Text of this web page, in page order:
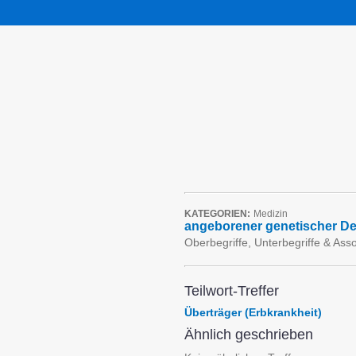
KATEGORIEN: Medizin
angeborener genetischer
Oberbegriffe, Unterbegriffe &
Teilwort-Treffer
Überträger (Erbkrankheit)
Ähnlich geschrieben